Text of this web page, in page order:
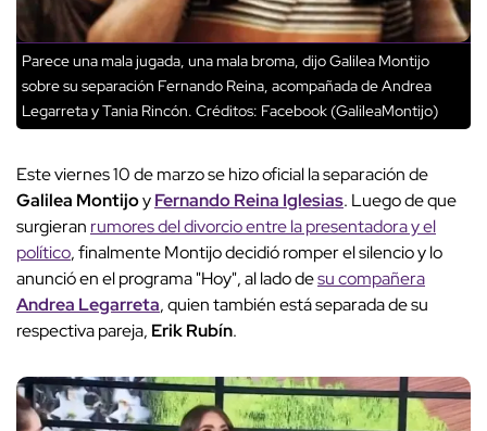
Parece una mala jugada, una mala broma, dijo Galilea Montijo
sobre su separación Fernando Reina, acompañada de Andrea
Legarreta y Tania Rincón. Créditos: Facebook (GalileaMontijo)
Este viernes 10 de marzo se hizo oficial la separación de
Galilea MontijoyFernando Reina Iglesias. Luego de que
surgieran rumores del divorcio entre la presentadora y el
político, finalmente Montijo decidió romper el silencio y lo
anunció en el programa "Hoy", al lado desu compañera
Andrea Legarreta, quien también está separada de su
respectiva pareja, Erik Rubín.